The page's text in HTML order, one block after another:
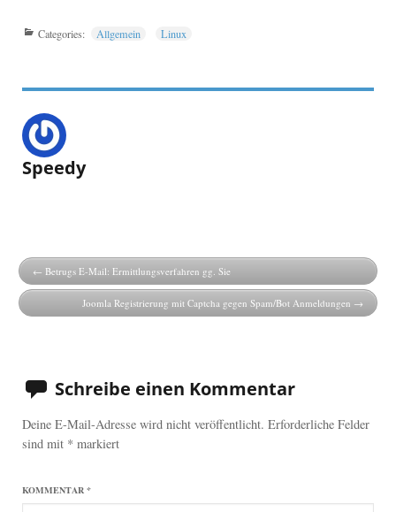
Categories: Allgemein Linux
Speedy
Betrugs E-Mail: Ermittlungsverfahren gg. Sie
Joomla Registrierung mit Captcha gegen Spam/Bot Anmeldungen
Schreibe einen Kommentar
Deine E-Mail-Adresse wird nicht veröffentlicht. Erforderliche Felder
sind mit * markiert
KOMMENTAR*